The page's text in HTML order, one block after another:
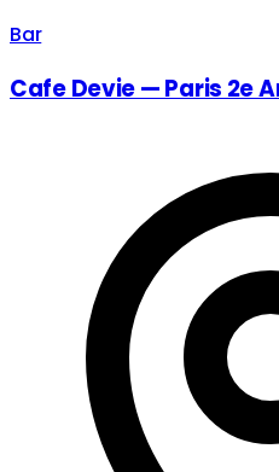
Bar
Cafe Devie — Paris 2e